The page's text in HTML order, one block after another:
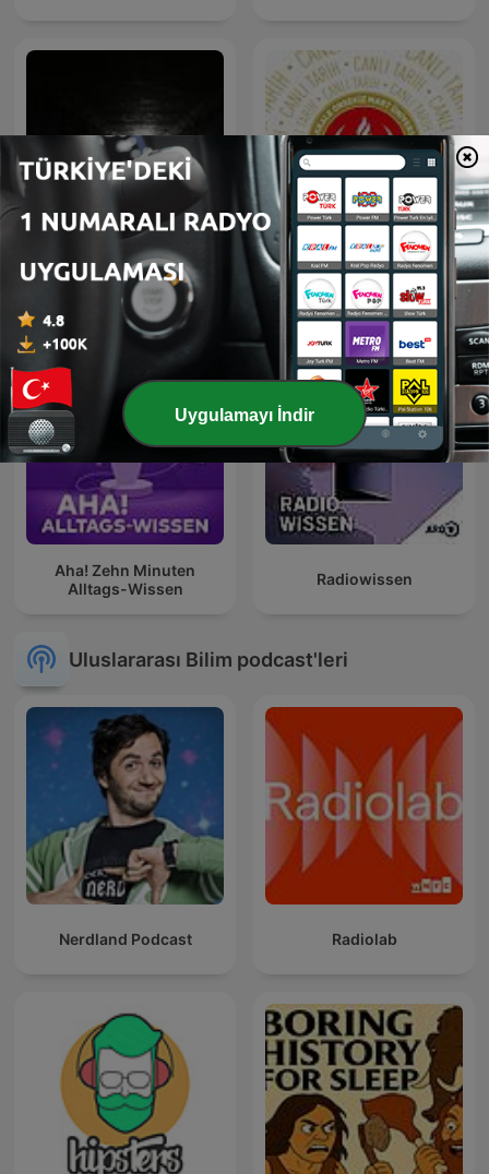
TRT Stories
ÇOMÜ Tarih Araştırmaları
Kulübü - Canlı Tarih
Yayınları
Aha! Zehn Minuten
Alltags-Wissen
Radiowissen
Uluslararası Bilim podcast'leri
Nerdland Podcast Radiolab
Uygulamayı İndir